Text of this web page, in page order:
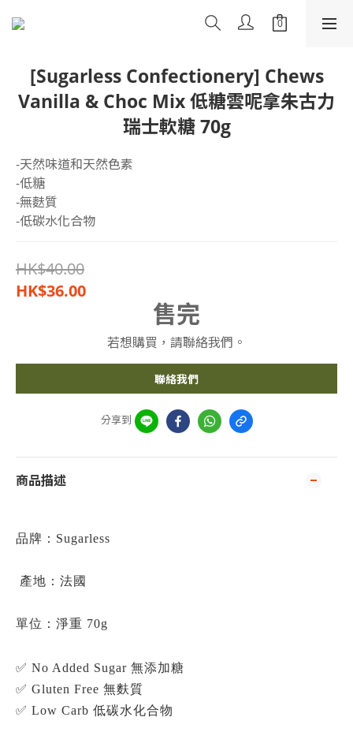
[Sugarless Confectionery] Chews
Vanilla & Choc Mix 低糖雲呢拿朱古力
瑞士軟糖 70g
-天然味道和天然色素
-低糖
-無麩質
-低碳水化合物
HK$40.00
HK$36.00
售完
若想購買，請聯絡我們。
聯絡我們
分享到
商品描述
品牌： Sugarless
產地： 法國
單位： 淨重 70g
✅ No Added Sugar 無添加糖
✅ Gluten Free 無麩質
✅ Low Carb 低碳水化合物